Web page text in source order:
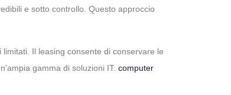
e sotto controllo. Questo approccio
Il leasing consente di conservare le
gamma di soluzioni IT. computer